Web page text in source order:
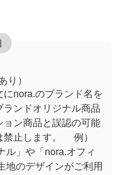
り）
にnora.のブランド名を
ランドオリジナル商品
ョン商品と誤認の可能
禁止します。 例）
ル」や「nora.オフィ
のデザインがご利用